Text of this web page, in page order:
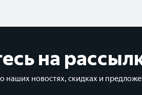
на
новостях, скидках и